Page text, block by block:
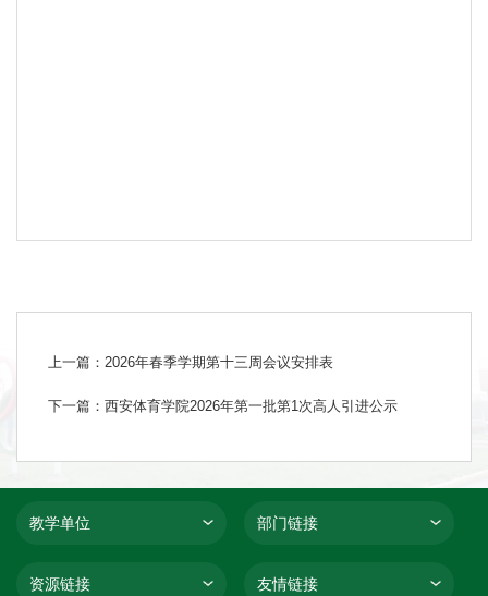
上一篇：2026年春季学期第十三周会议安排表
下一篇：西安体育学院2026年第一批第1次高人引进公示
教学单位 部门链接
资源链接 友情链接